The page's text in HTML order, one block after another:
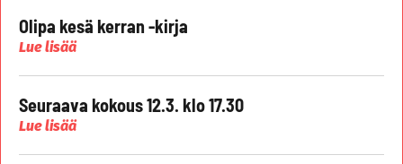
Olipa kesä kerran -kirja
Lue lisää
Seuraava kokous 12.3. klo 17.30
Lue lisää